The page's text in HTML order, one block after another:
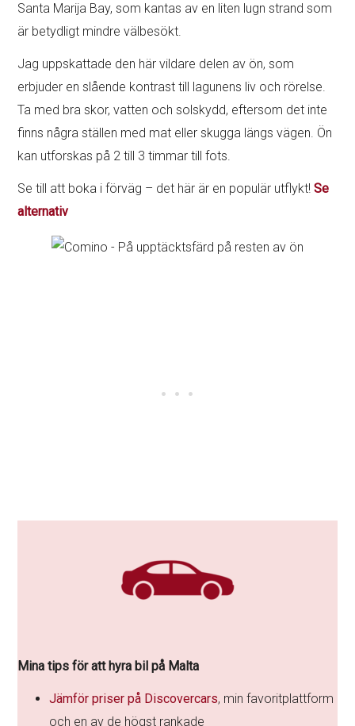
Santa Marija Bay, som kantas av en liten lugn strand som
är betydligt mindre välbesökt.
Jag uppskattade den här vildare delen av ön, som
erbjuder en slående kontrast till lagunens liv och rörelse.
Ta med bra skor, vatten och solskydd, eftersom det inte
finns några ställen med mat eller skugga längs vägen. Ön
kan utforskas på 2 till 3 timmar till fots.
Se till att boka i förväg – det här är en populär utflykt!Se
alternativ
Mina tips för att hyra bil på Malta
Jämför priser på Discovercars, min favoritplattform
och en av de högst rankade